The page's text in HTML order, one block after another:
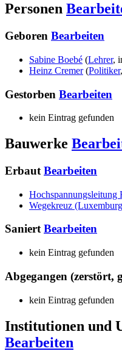
Personen
Geboren Bearbeiten
Sabine Boebé (Lehrer,
Heinz Cremer(Politiker,
Gestorben Bearbeiten
kein Eintrag gefunden
Bauwerke
Erbaut Bearbeiten
Hochspannungsleitung
Wegekreuz
Saniert Bearbeiten
kein Eintrag gefunden
Abgegangen (zerstört,
kein Eintrag gefunden
Institutionen und
Bearbeiten